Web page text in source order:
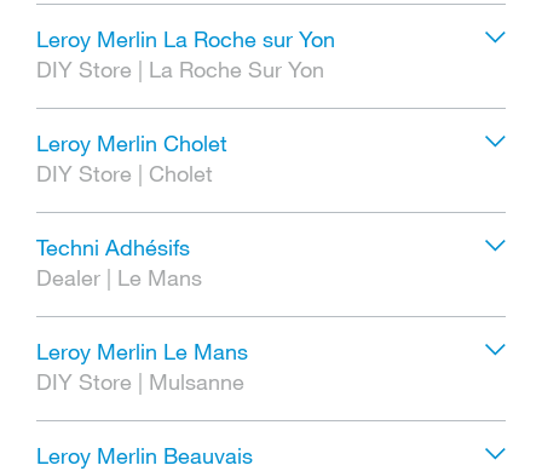
Leroy Merlin La Roche sur Yon
DIY Store | La Roche Sur Yon
Leroy Merlin Cholet
DIY Store | Cholet
Techni Adhésifs
Dealer | Le Mans
Leroy Merlin Le Mans
DIY Store | Mulsanne
Leroy Merlin Beauvais